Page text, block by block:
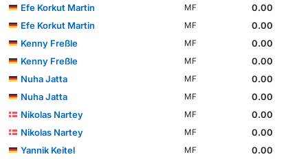
Efe Korkut Martin
MF
0.00
Efe Korkut Martin
MF
0.00
Kenny Freßle
MF
0.00
Kenny Freßle
MF
0.00
Nuha Jatta
MF
0.00
Nuha Jatta
MF
0.00
Nikolas Nartey
MF
0.00
Nikolas Nartey
MF
0.00
Yannik Keitel
MF 0.00